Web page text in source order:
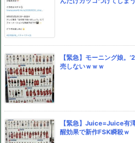
【緊急】モーニング娘。
売しないｗｗｗ
【緊急】Juice=Juice有
醒効果で新作FSK瞬殺ｗ